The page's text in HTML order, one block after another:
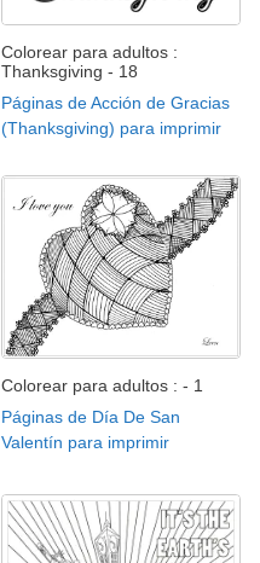
Colorear para adultos :
Thanksgiving - 18
Páginas de Acción de Gracias
(Thanksgiving) para imprimir
Colorear para adultos : - 1
Páginas de Día De San
Valentín para imprimir